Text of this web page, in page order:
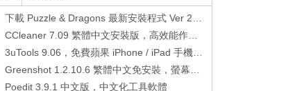
Poedit 3.9.1 中文版，中文化工具軟體